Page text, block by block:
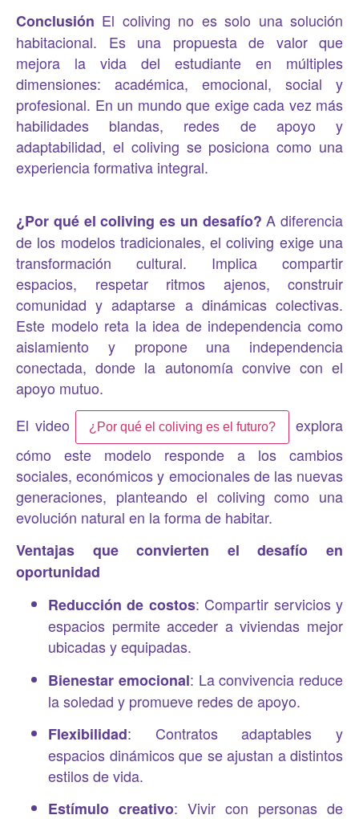
Conclusión El coliving no es solo una solución
habitacional. Es una propuesta de valor que
mejora la vida del estudiante en múltiples
dimensiones: académica, emocional, social y
profesional. En un mundo que exige cada vez más
habilidades blandas, redes de apoyo y
adaptabilidad, el coliving se posiciona como una
experiencia formativa integral.
¿Por qué el coliving es un desafío? A diferencia
de los modelos tradicionales, el coliving exige una
transformación cultural. Implica compartir
espacios, respetar ritmos ajenos, construir
comunidad y adaptarse a dinámicas colectivas.
Este modelo reta la idea de independencia como
aislamiento y propone una independencia
conectada, donde la autonomía convive con el
apoyo mutuo.
El video
¿Por qué el coliving es el futuro?
explora
cómo este modelo responde a los cambios
sociales, económicos y emocionales de las nuevas
generaciones, planteando el coliving como una
evolución natural en la forma de habitar.
Ventajas que convierten el desafío en
oportunidad
Reducción de costos: Compartir servicios y
espacios permite acceder a viviendas mejor
ubicadas y equipadas.
Bienestar emocional: La convivencia reduce
la soledad y promueve redes de apoyo.
Flexibilidad: Contratos adaptables y
espacios dinámicos que se ajustan a distintos
estilos de vida.
Estímulo creativo: Vivir con personas de